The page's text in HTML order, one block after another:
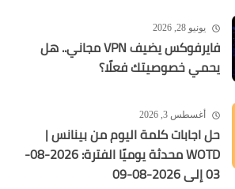
يونيو 28, 2026
فايرفوكس يضيف VPN مجاني.. هل
يحمي خصوصيتك فعلًا؟
أغسطس 3, 2026
حل اجابات كلمة اليوم من بينانس |
WOTD محدثة يوميًا الفترة: 2026-08-
03 إلى 2026-08-09